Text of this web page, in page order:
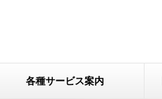
各種サービス案内